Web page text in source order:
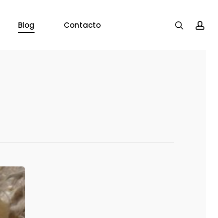
Blog Contacto search